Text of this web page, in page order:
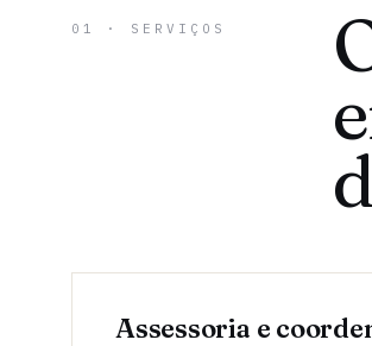
01 · SERVIÇOS
Assessoria e